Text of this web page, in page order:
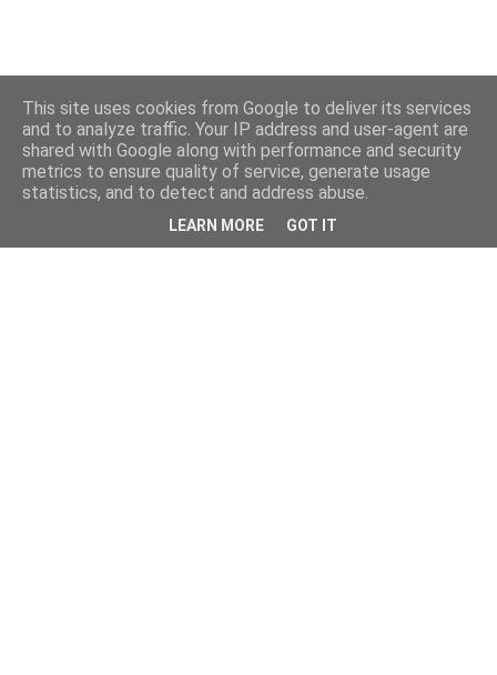
This site uses cookies from Google to deliver its services
and to analyze traffic. Your IP address and user-agent are
shared with Google along with performance and security
metrics to ensure quality of service, generate usage
statistics, and to detect and address abuse.
LEARN MORE GOT IT